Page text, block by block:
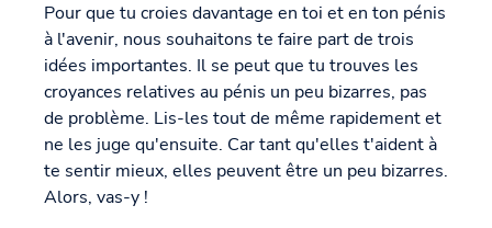
Pour que tu croies davantage en toi et en ton pénis
à l'avenir, nous souhaitons te faire part de trois
idées importantes. Il se peut que tu trouves les
croyances relatives au pénis un peu bizarres, pas
de problème. Lis-les tout de même rapidement et
ne les juge qu'ensuite. Car tant qu'elles t'aident à
te sentir mieux, elles peuvent être un peu bizarres.
Alors, vas-y !